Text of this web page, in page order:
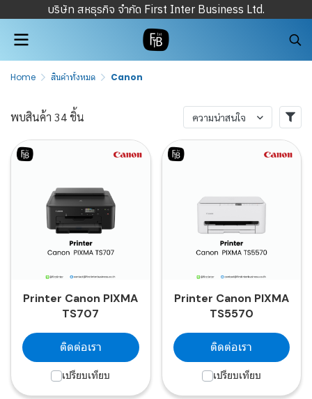
บริษัท สหธุรกิจ จำกัด First Inter Business Ltd.
Home สินค้าทั้งหมด Canon
พบสินค้า 34 ชิ้น ความน่าสนใจ
Printer Canon PIXMA
TS707
ติดต่อเรา
เปรียบเทียบ
Printer Canon PIXMA
TS5570
ติดต่อเรา
เปรียบเทียบ